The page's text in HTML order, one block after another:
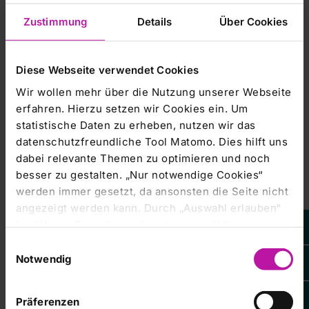
Zustimmung Details Über Cookies
Diese Webseite verwendet Cookies
Wir wollen mehr über die Nutzung unserer Webseite
erfahren. Hierzu setzen wir Cookies ein. Um
statistische Daten zu erheben, nutzen wir das
datenschutzfreundliche Tool Matomo. Dies hilft uns
dabei relevante Themen zu optimieren und noch
besser zu gestalten. „Nur notwendige Cookies“
werden immer gesetzt, da ansonsten die Seite nicht
angezeigt werden kann. Durch „Auswahl erlauben“
bestätigen Sie entsprechend ausgewählte
erlauben Sie alle eingesetzten Cookies. Sie können
Ihre
Einstellungen anpassen. Weitere Informationen
Notwendig
Präferenzen
der europaweiten Verbreitung
RHÖN-KLINIKUM AG 01.12.2014 16:56 Veröffentlichung
Stimmrechtsmitteilung |01.12.2014
RHÖN-KLINIKUM AG: Veröffentlichung
gemäß § 26 Abs. 1 WpHG mit dem Ziel
der europaweiten Verbreitung
RHÖN-KLINIKUM AG 01.12.2014 15:48 Veröffentlichung
einer Stimmrechtsmitteilung, übermittelt durch
RHÖN-KLINIKUM AG: Veröffentlichung
der europaweiten Verbreitung